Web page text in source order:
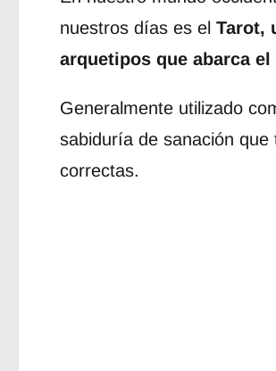
nuestros días es el Tarot,
arquetipos que abarca
Generalmente utilizado
sabiduría de sanación
correctas.